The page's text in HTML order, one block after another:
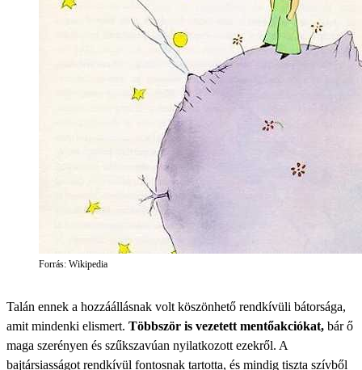
Forrás: Wikipedia
Talán ennek a hozzáállásnak volt köszönhető rendkívüli bátorsága,
amit mindenki elismert. Többször is vezetett mentőakciókat, bár ő
maga szerényen és szűkszavúan nyilatkozott ezekről. A
bajtársiasságot rendkívül fontosnak tartotta, és mindig tiszta szívből